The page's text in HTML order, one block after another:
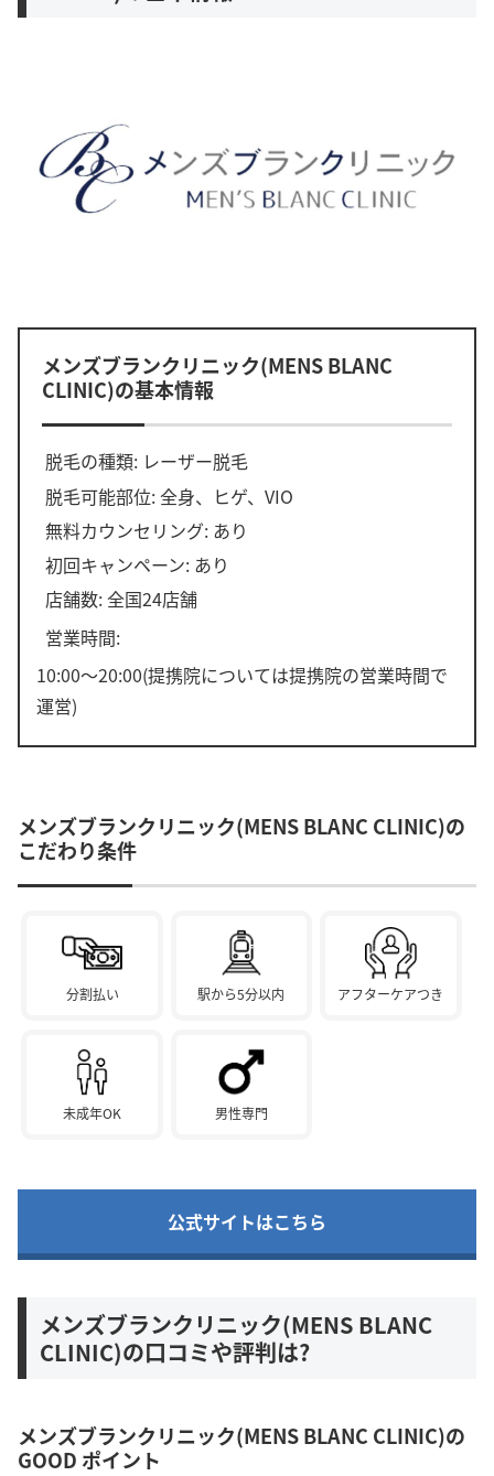
メンズブランクリニック(MENS BLANC
CLINIC)の基本情報
脱毛の種類: レーザー脱毛
脱毛可能部位: 全身、ヒゲ、VIO
無料カウンセリング: あり
初回キャンペーン: あり
店舗数: 全国24店舗
営業時間:
10:00～20:00(提携院については提携院の営業時間で
運営)
メンズブランクリニック(MENS BLANC CLINIC)の
こだわり条件
分割払い 駅から5分以内 アフターケアつき
未成年OK 男性専門
公式サイトはこちら
メンズブランクリニック(MENS BLANC
CLINIC)の口コミや評判は?
メンズブランクリニック(MENS BLANC CLINIC)の
GOOD ポイント